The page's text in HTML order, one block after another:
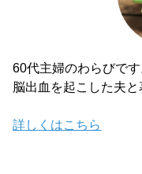
60代主婦のわらびです
脳出血を起こした夫と
詳しくはこちら